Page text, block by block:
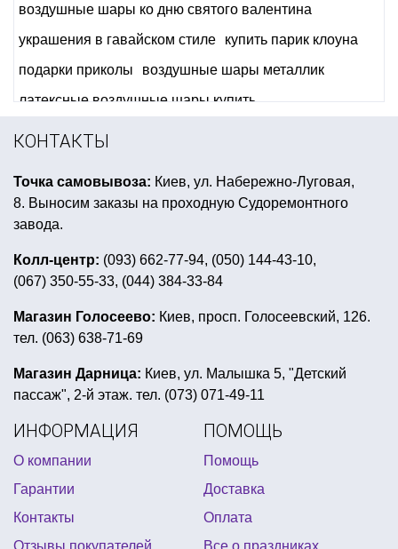
воздушные шары ко дню святого валентина
украшения в гавайском стиле
купить парик клоуна
подарки приколы
воздушные шары металлик
латексные воздушные шары купить
аксессуары девичник
новогодние шарики воздушные
шляпа карнавальная купить
тематическая вечеринка гарри поттер
купить сувенирные ручки
день святого патрика украшения
день рождения в стиле поли робокар
украшение зала на выпускной киев
шляпа для гангстерской вечеринки
купить лепестки роз на день валентина
костюмы на день независимости зеленая вечеринка
пиньята интернет магазин
КОНТАКТЫ
Точка самовывоза: Киев, ул. Набережно-Луговая,
8. Выносим заказы на проходную Судоремонтного
завода.
Колл-центр: (093) 662-77-94, (050) 144-43-10,
(067) 350-55-33, (044) 384-33-84
Магазин Голосеево: Киев, просп. Голосеевский, 126.
тел. (063) 638-71-69
Магазин Дарница: Киев, ул. Малышка 5, "Детский
пассаж", 2-й этаж. тел. (073) 071-49-11
ИНФОРМАЦИЯ
О компании
Гарантии
Контакты
Отзывы покупателей
ПОМОЩЬ
Помощь
Доставка
Оплата
Все о праздниках